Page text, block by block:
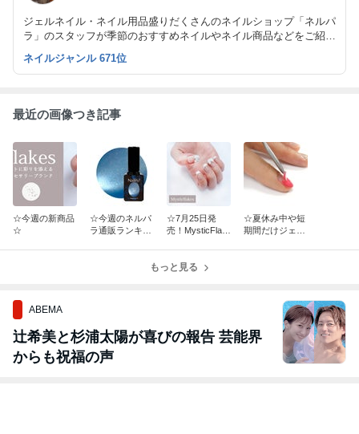
ジェルネイル・ネイル用品盛りだくさんのネイルショップ「ネルパ
ラ」のスタッフが季節のおすすめネイルやネイル商品などをご紹介
ネイルジャンル 671位
最近の画像つき記事
☆今週の新商品
☆
☆今週のネルパ
ラ通販ランキン
☆7月25日発
売！MysticFlak
☆夏休み中や短
期間だけジェル
もっと見る
ABEMA
辻希美と杉浦太陽が喜びの報告 芸能界
からも祝福の声